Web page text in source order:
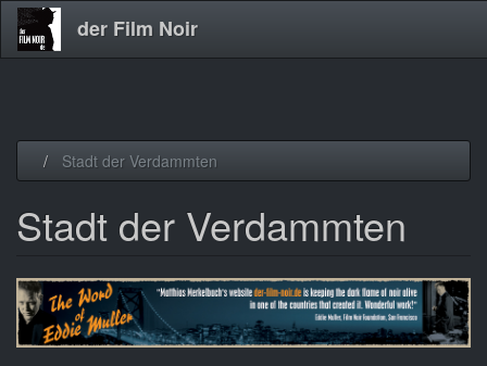
der Film Noir
Stadt der Verdammten
Stadt der Verdammten